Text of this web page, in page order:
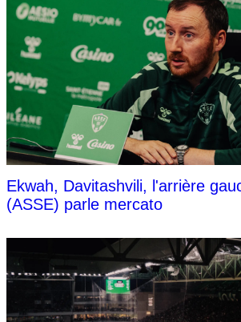
Ekwah, Davitashvili, l'arrière
(ASSE) parle mercato